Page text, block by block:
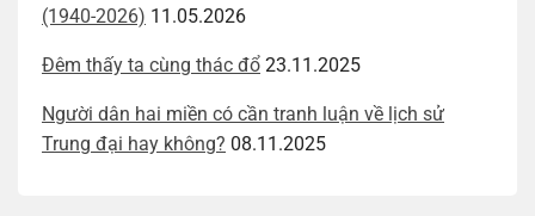
(1940-2026) 11.05.2026
Đêm thấy ta cùng thác đổ 23.11.2025
Người dân hai miền có cần tranh luận về lịch sử
Trung đại hay không? 08.11.2025